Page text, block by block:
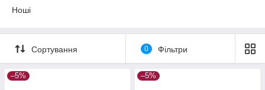
Ноші
Сортування 0 Фільтри
–5% –5%